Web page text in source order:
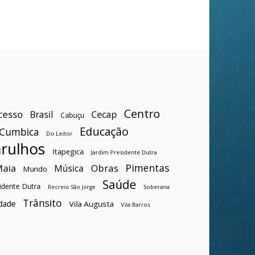
Brasil Cabuçu Cecap Centro
Cumbica Do Leitor Educação
Itapegica Jardim Presidente Dutra
Mundo Música Obras Pimentas
Dutra Recreio São Jorge Saúde Soberana
Trânsito Vila Augusta Vila Barros